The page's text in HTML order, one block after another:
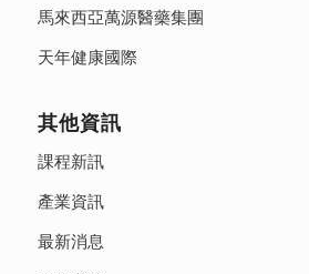
馬來西亞萬源醫藥集團
天年健康國際
其他資訊
課程新訊
產業資訊
最新消息